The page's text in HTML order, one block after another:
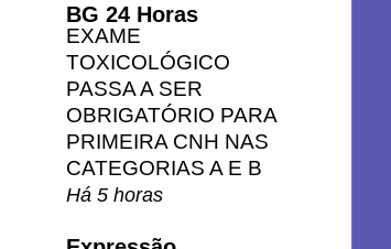
BG 24 Horas
EXAME
TOXICOLÓGICO
PASSA A SER
OBRIGATÓRIO PARA
PRIMEIRA CNH NAS
CATEGORIAS A E B
Há 5 horas